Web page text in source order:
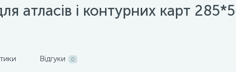
Господарські товари
атласів і контурних карт
Відгуки 0